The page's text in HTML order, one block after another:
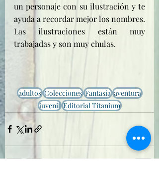
un personaje con su ilustración y te
ayuda a recordar mejor los nombres.
Las ilustraciones están muy
trabajadas y son muy chulas.
adultos Colecciones Fantasia aventura
juvenil Editorial Titanium